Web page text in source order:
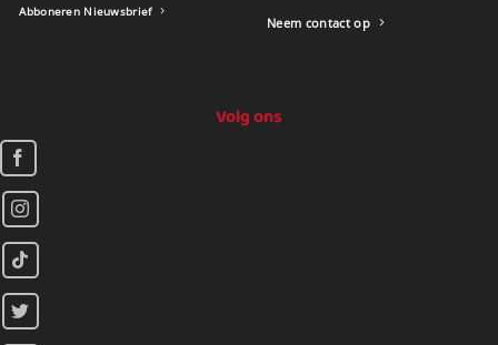
Abboneren Nieuwsbrief
Neem contact op
Volg ons